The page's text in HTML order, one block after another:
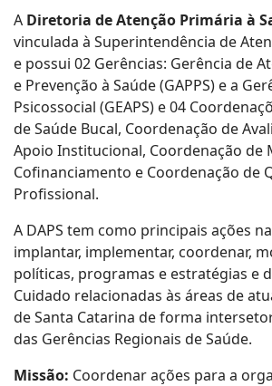
A Diretoria de Atenção Primária à
vinculada à Superintendência de
e possui 02 Gerências: Gerência de
e Prevenção à Saúde (GAPPS) e a
Psicossocial (GEAPS) e 04
de Saúde Bucal, Coordenação de
Apoio Institucional, Coordenação
Cofinanciamento e Coordenação de
Profissional.
A DAPS tem como principais ações
implantar, implementar, coordenar,
políticas, programas e estratégias e
Cuidado relacionadas às áreas de
de Santa Catarina de forma
das Gerências Regionais de Saúde.
Missão: Coordenar ações para a